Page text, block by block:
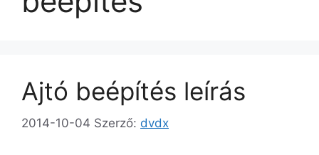
Ajtó beépítés leírás
2014-10-04 Szerző: dvdx